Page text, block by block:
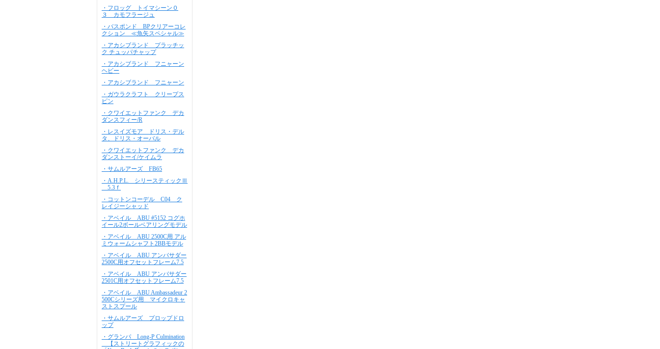
・フロッグ トイマシーン０
３ カモフラージュ
・バスポンド BPクリアーコレ
クション ≪魚矢スペシャル≫
・アカシブランド プラッチッ
ク チュッパチャップ
・アカシブランド フニャーン
ヘビー
・アカシブランド フニャーン
・ガウラクラフト クリープス
ピン
・クワイエットファンク デカ
ダンスフィー/R
・レスイズモア ドリス・デル
タ、ドリス・オーバル
・クワイエットファンク デカ
ダンストーイ/ケイムラ
・サムルアーズ FB65
・A.H.P.L. シリースティックⅢ
5.3ｆ
・コットンコーデル C04 ク
レイジーシャッド
・アベイル ABU #5152 コグホ
イール2ボールベアリングモデル
・アベイル ABU 2500C用 アル
ミウォームシャフト2BBモデル
・アベイル ABU アンバサダー
2500C用オフセットフレーム7.5
・アベイル ABU アンバサダー
2501C用オフセットフレーム7.5
・アベイル ABU Ambassadeur 2
500Cシリーズ用 マイクロキャ
ストスプール
・サムルアーズ プロップドロ
ップ
・グランパ Long-P Culmination
【ストリートグラフィックの